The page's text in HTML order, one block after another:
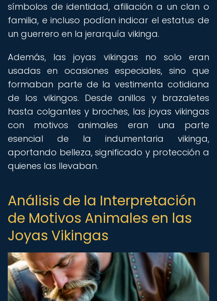
símbolos de identidad, afiliación a un clan o
familia, e incluso podían indicar el estatus de
un guerrero en la jerarquía vikinga.
Además, las joyas vikingas no solo eran
usadas en ocasiones especiales, sino que
formaban parte de la vestimenta cotidiana
de los vikingos. Desde anillos y brazaletes
hasta colgantes y broches, las joyas vikingas
con motivos animales eran una parte
esencial de la indumentaria vikinga,
aportando belleza, significado y protección a
quienes las llevaban.
Análisis de la Interpretación
de Motivos Animales en las
Joyas Vikingas